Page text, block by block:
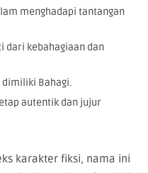
menghadapi tantangan
dari kebahagiaan dan
dimiliki Bahagi.
autentik dan jujur
karakter fiksi, nama ini